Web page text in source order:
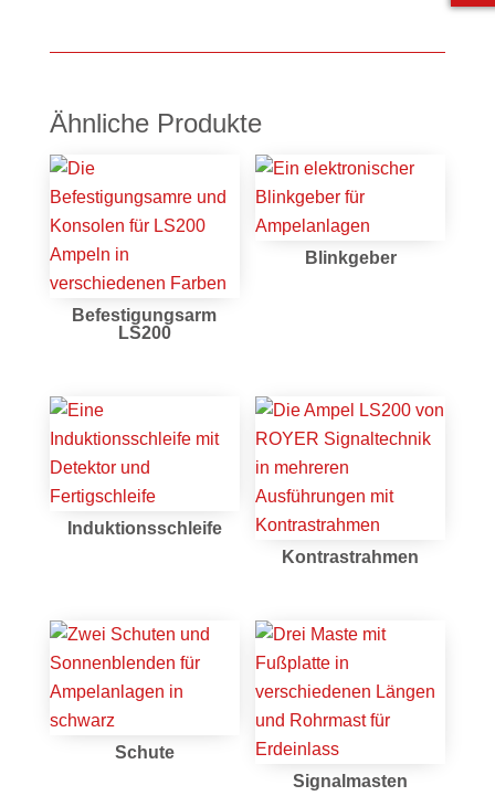
Ähnliche Produkte
Befestigungsarm
LS200
Blinkgeber
Induktionsschleife
Kontrastrahmen
Schute
Signalmasten